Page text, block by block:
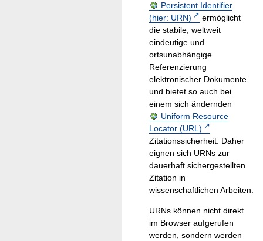
Persistent Identifier
(hier: URN)
ermöglicht
die stabile, weltweit
eindeutige und
ortsunabhängige
Referenzierung
elektronischer Dokumente
und bietet so auch bei
einem sich ändernden
Uniform Resource
Locator (URL)
Zitationssicherheit. Daher
eignen sich URNs zur
dauerhaft sichergestellten
Zitation in
wissenschaftlichen Arbeiten.
URNs können nicht direkt
im Browser aufgerufen
werden, sondern werden